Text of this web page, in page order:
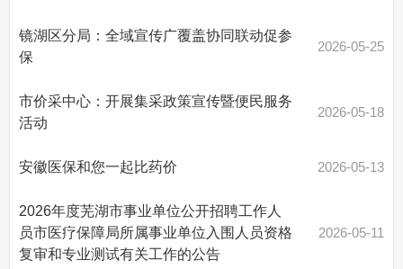
镜湖区分局：全域宣传广覆盖协同联动促参
保
2026-05-25
市价采中心：开展集采政策宣传暨便民服务
活动
2026-05-18
安徽医保和您一起比药价 2026-05-13
2026年度芜湖市事业单位公开招聘工作人
员市医疗保障局所属事业单位入围人员资格
复审和专业测试有关工作的公告
2026-05-11